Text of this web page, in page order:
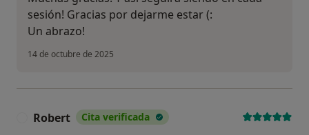
sesión! Gracias por dejarme estar (:
Un abrazo!
14 de octubre de 2025
Robert Cita verificada